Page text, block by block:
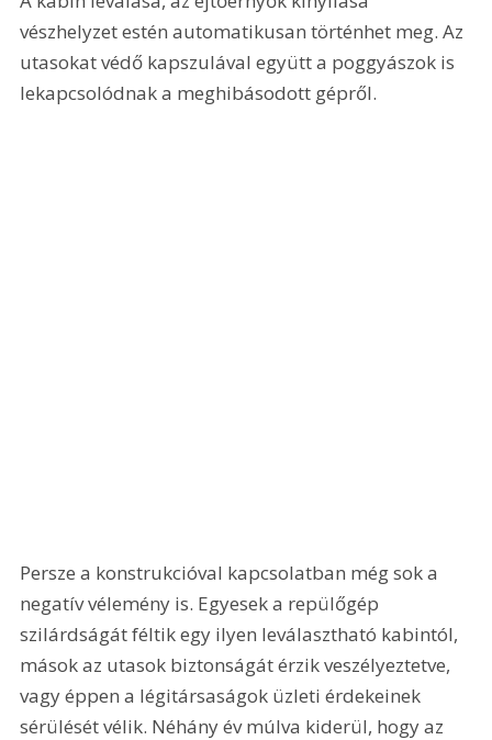
vészhelyzet estén automatikusan történhet meg. Az
utasokat védő kapszulával együtt a poggyászok is
lekapcsolódnak a meghibásodott gépről.
Persze a konstrukcióval kapcsolatban még sok a
negatív vélemény is. Egyesek a repülőgép
szilárdságát féltik egy ilyen leválasztható kabintól,
mások az utasok biztonságát érzik veszélyeztetve,
vagy éppen a légitársaságok üzleti érdekeinek
sérülését vélik. Néhány év múlva kiderül, hogy az